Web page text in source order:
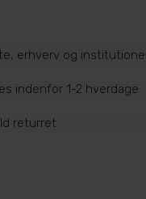
erhverv og
indenfor 1-2 hverdage
returret